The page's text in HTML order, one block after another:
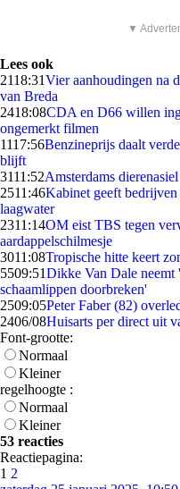
▼
Lees ook
2118:31Vier aanhoudingen na
van Breda
2418:08CDA en D66 willen
ongemerkt filmen
1117:56Benzineprijs daalt
blijft
3111:52Amsterdams
2511:46Kabinet geeft bedrijven
laagwater
2311:14OM eist TBS tegen
aardappelschilmesje
3011:08Tropische hitte keert
5509:51Dikke Van Dale
schaamlippen doorbreken'
2509:05Peter Faber (82)
2406/08Huisarts per direct uit
Font-grootte:
Normaal
Kleiner
regelhoogte :
Normaal
Kleiner
53 reacties
Reactiepagina:
1 2